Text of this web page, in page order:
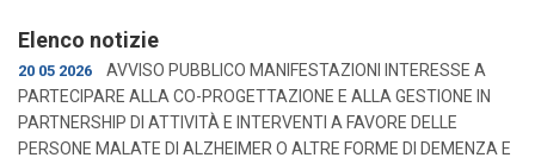
Elenco notizie
20 05 2026
AVVISO PUBBLICO MANIFESTAZIONI INTERESSE A
PARTECIPARE ALLA CO-PROGETTAZIONE E ALLA GESTIONE IN
PARTNERSHIP DI ATTIVITÀ E INTERVENTI A FAVORE DELLE
PERSONE MALATE DI ALZHEIMER O ALTRE FORME DI DEMENZA E